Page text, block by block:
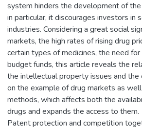
system hinders the development of the
in particular, it discourages investors in
industries. Considering a great social
markets, the high rates of rising drug
certain types of medicines, the need
budget funds, this article reveals the
the intellectual property issues and
on the example of drug markets as
methods, which affects both the
drugs and expands the access to them.
Patent protection and competition